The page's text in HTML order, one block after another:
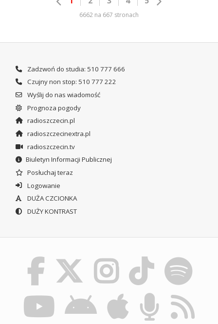
6662 na 667 stronach
Zadzwoń do studia: 510 777 666
Czujny non stop: 510 777 222
Wyślij do nas wiadomość
Prognoza pogody
radioszczecin.pl
radioszczecinextra.pl
radioszczecin.tv
Biuletyn Informacji Publicznej
Posłuchaj teraz
Logowanie
DUŻA CZCIONKA
DUŻY KONTRAST